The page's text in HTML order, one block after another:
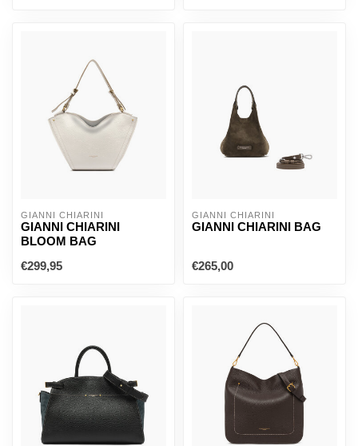
GIANNI CHIARINI
GIANNI CHIARINI
BLOOM BAG
€299,95
GIANNI CHIARINI
GIANNI CHIARINI BAG
€265,00